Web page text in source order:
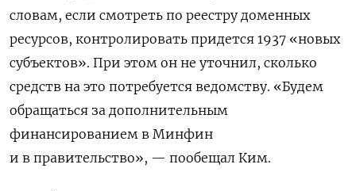
словам, если смотреть по реестру доменных
ресурсов, контролировать придется 1937 «новых
субъектов». При этом он не уточнил, сколько
средств на это потребуется ведомству. «Будем
обращаться за дополнительным
финансированием в Минфин
и в правительство», — пообещал Ким.